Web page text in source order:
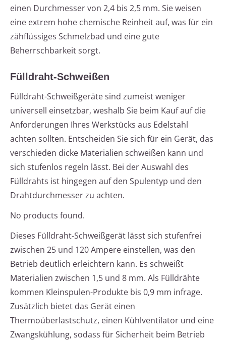
einen Durchmesser von 2,4 bis 2,5 mm. Sie weisen
eine extrem hohe chemische Reinheit auf, was für ein
zähflüssiges Schmelzbad und eine gute
Beherrschbarkeit sorgt.
Fülldraht-Schweißen
Fülldraht-Schweißgeräte sind zumeist weniger
universell einsetzbar, weshalb Sie beim Kauf auf die
Anforderungen Ihres Werkstücks aus Edelstahl
achten sollten. Entscheiden Sie sich für ein Gerät, das
verschieden dicke Materialien schweißen kann und
sich stufenlos regeln lässt. Bei der Auswahl des
Fülldrahts ist hingegen auf den Spulentyp und den
Drahtdurchmesser zu achten.
No products found.
Dieses Fülldraht-Schweißgerät lässt sich stufenfrei
zwischen 25 und 120 Ampere einstellen, was den
Betrieb deutlich erleichtern kann. Es schweißt
Materialien zwischen 1,5 und 8 mm. Als Fülldrähte
kommen Kleinspulen-Produkte bis 0,9 mm infrage.
Zusätzlich bietet das Gerät einen
Thermoüberlastschutz, einen Kühlventilator und eine
Zwangskühlung, sodass für Sicherheit beim Betrieb